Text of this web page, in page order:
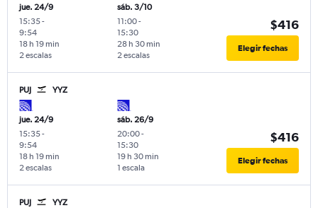
jue. 24/9
15:35-
9:54
2 escalas
18 h 19 min
sáb. 3/10
11:00-
15:30
2 escalas
28 h 30 min
$416
Elegir fechas
PUJ YYZ
jue. 24/9
15:35-
9:54
2 escalas
18 h 19 min
sáb. 26/9
20:00-
15:30
1 escala
19 h 30 min
$416
Elegir fechas
PUJ YYZ